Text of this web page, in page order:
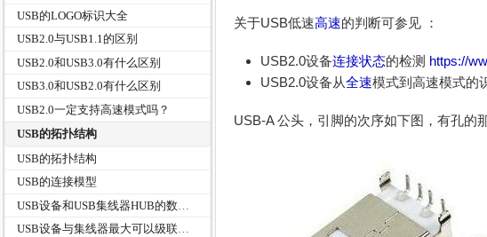
USB的LOGO标识大全
USB2.0与USB1.1的区别
USB2.0和USB3.0有什么区别
USB3.0和USB2.0有什么区别
USB2.0一定支持高速模式吗？
USB的拓扑结构
USB的拓扑结构
USB的连接模型
USB设备与集线器最大可以级联多少层
关于USB低速高速的判断可参见 ：
USB2.0设备连接状态的检测 https://
USB2.0设备从全速模式到高速模式的
USB-A 公头，引脚的次序如下图，有孔的